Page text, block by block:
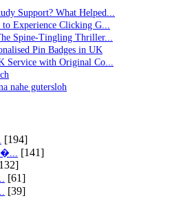
Support? What Helped...
Experience Clicking G...
Spine-Tingling Thriller...
Pin Badges in UK
Service with Original Co...
nahe gutersloh
[194]
[141]
[61]
[39]